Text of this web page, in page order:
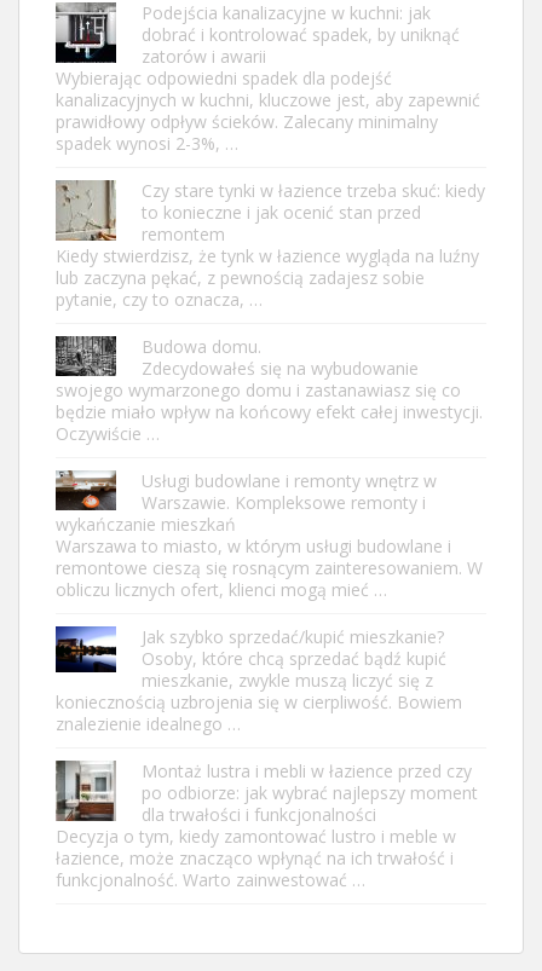
Podejścia kanalizacyjne w kuchni: jak
dobrać i kontrolować spadek, by uniknąć
zatorów i awarii
Wybierając odpowiedni spadek dla podejść
kanalizacyjnych w kuchni, kluczowe jest, aby zapewnić
prawidłowy odpływ ścieków. Zalecany minimalny
spadek wynosi 2-3%, …
Czy stare tynki w łazience trzeba skuć: kiedy
to konieczne i jak ocenić stan przed
remontem
Kiedy stwierdzisz, że tynk w łazience wygląda na luźny
lub zaczyna pękać, z pewnością zadajesz sobie
pytanie, czy to oznacza, …
Budowa domu.
Zdecydowałeś się na wybudowanie
swojego wymarzonego domu i zastanawiasz się co
będzie miało wpływ na końcowy efekt całej inwestycji.
Oczywiście …
Usługi budowlane i remonty wnętrz w
Warszawie. Kompleksowe remonty i
wykańczanie mieszkań
Warszawa to miasto, w którym usługi budowlane i
remontowe cieszą się rosnącym zainteresowaniem. W
obliczu licznych ofert, klienci mogą mieć …
Jak szybko sprzedać/kupić mieszkanie?
Osoby, które chcą sprzedać bądź kupić
mieszkanie, zwykle muszą liczyć się z
koniecznością uzbrojenia się w cierpliwość. Bowiem
znalezienie idealnego …
Montaż lustra i mebli w łazience przed czy
po odbiorze: jak wybrać najlepszy moment
dla trwałości i funkcjonalności
Decyzja o tym, kiedy zamontować lustro i meble w
łazience, może znacząco wpłynąć na ich trwałość i
funkcjonalność. Warto zainwestować …